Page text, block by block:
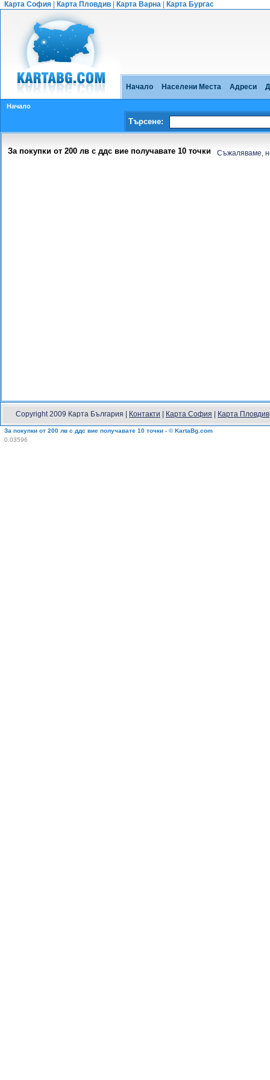
Карта София Карта Пловдив Карта Варна Карта Бургас
Начало Населени Места Адреси
Начало
Търсене:
За покупки от 200 лв с ддс вие получавате 10 точки Съжаляваме,
Copyright 2009 Карта България | Контакти Карта София Карта Пловдив
За покупки от 200 лв с ддс вие получавате 10 точки - © KartaBg.com
0.03596